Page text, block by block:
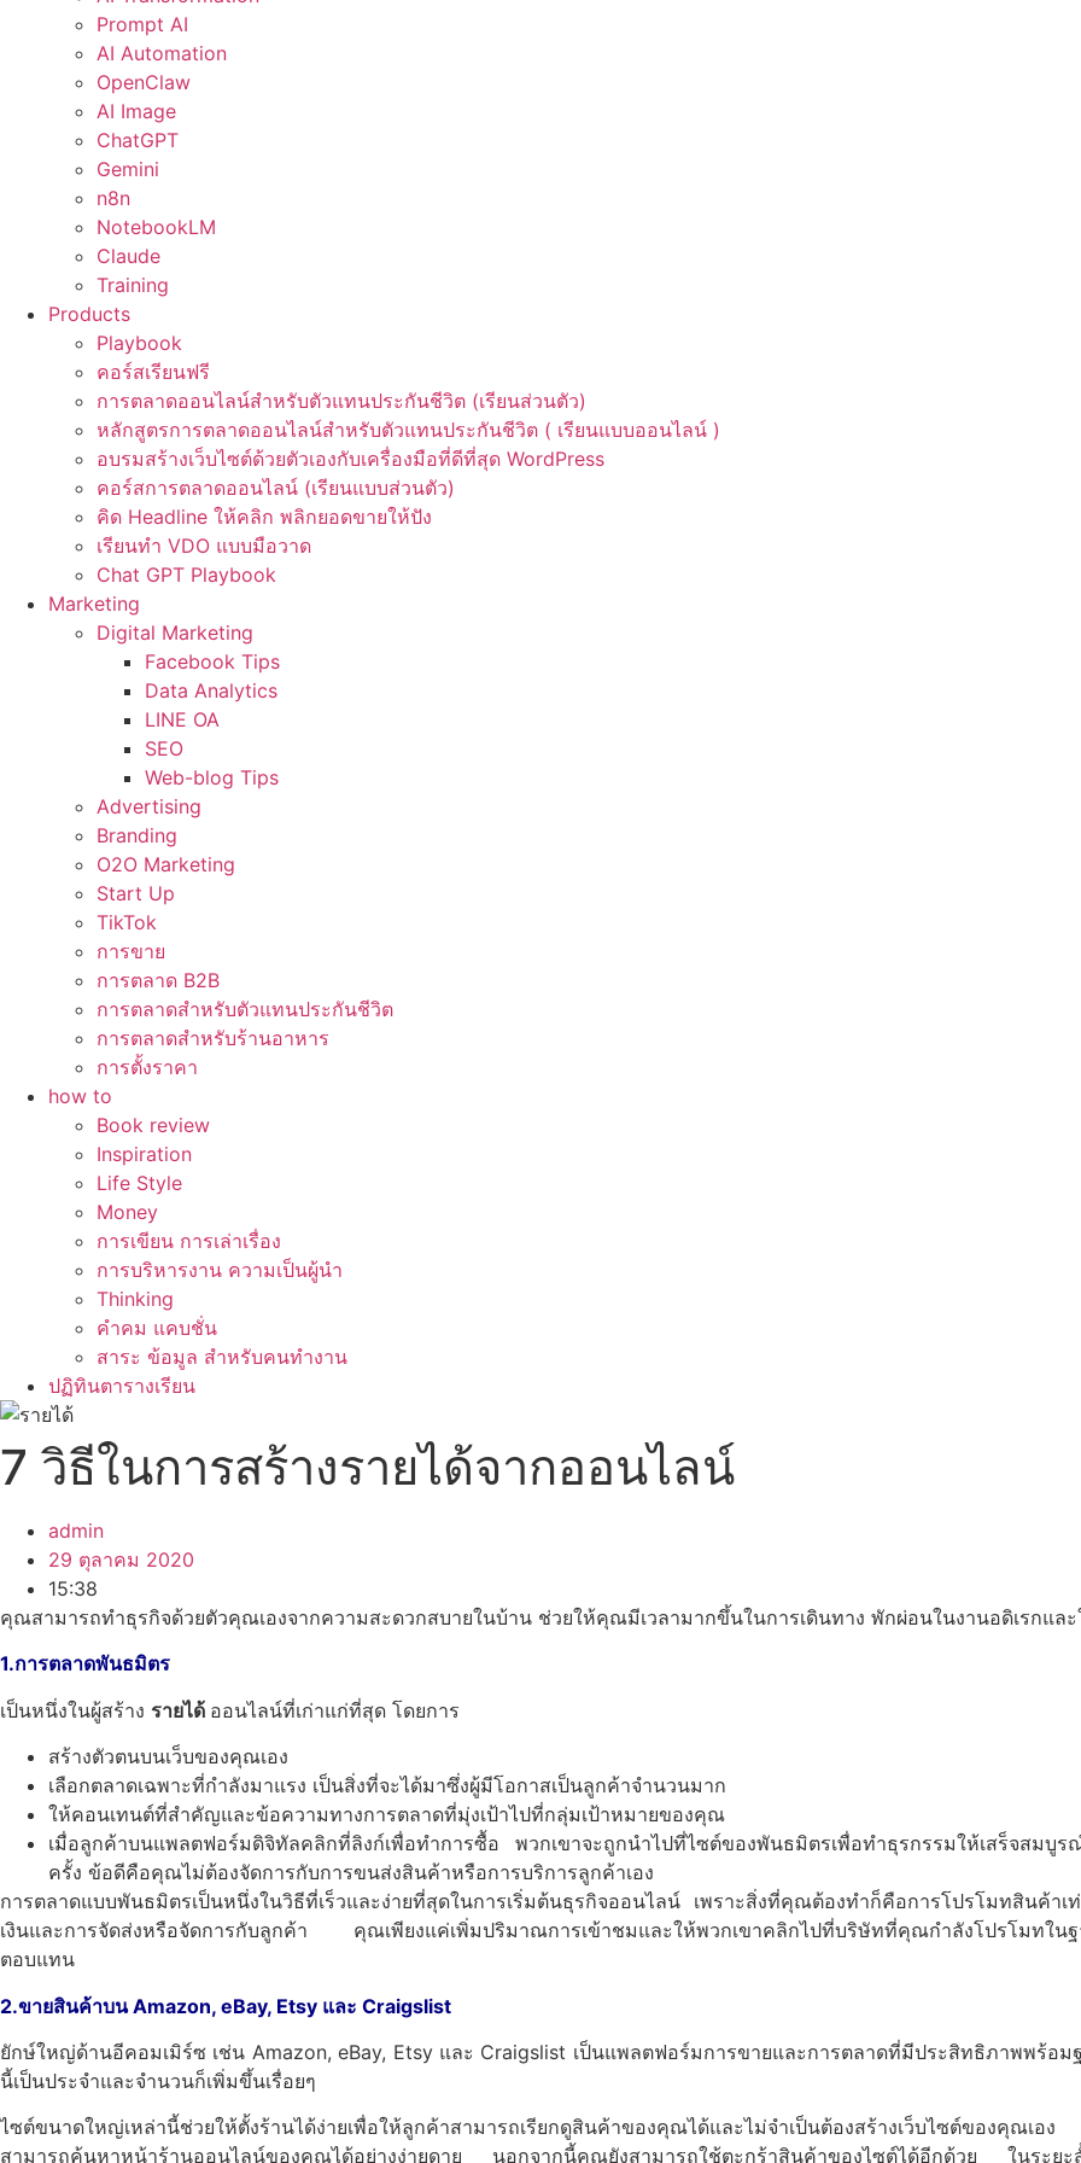
Prompt AI
AI Automation
OpenClaw
AI Image
ChatGPT
Gemini
n8n
NotebookLM
Claude
Training
Products
Playbook
คอร์สเรียนฟรี
การตลาดออนไลน์สำหรับตัวแทนประกันชีวิต (เรียนส่วนตัว)
หลักสูตรการตลาดออนไลน์สำหรับตัวแทนประกันชีวิต ( เรียนแบบออนไลน์ )
อบรมสร้างเว็บไซต์ด้วยตัวเองกับเครื่องมือที่ดีที่สุด WordPress
คอร์สการตลาดออนไลน์ (เรียนแบบส่วนตัว)
คิด Headline ให้คลิก พลิกยอดขายให้ปัง
เรียนทำ VDO แบบมือวาด
Chat GPT Playbook
Marketing
Digital Marketing
Facebook Tips
Data Analytics
LINE OA
SEO
Web-blog Tips
Advertising
Branding
O2O Marketing
Start Up
TikTok
การขาย
การตลาด B2B
การตลาดสำหรับตัวแทนประกันชีวิต
การตลาดสำหรับร้านอาหาร
การตั้งราคา
how to
Book review
Inspiration
Life Style
Money
การเขียน การเล่าเรื่อง
การบริหารงาน ความเป็นผู้นำ
Thinking
คำคม แคบชั่น
สาระ ข้อมูล สำหรับคนทำงาน
ปฏิทินตารางเรียน
7 วิธีในการสร้างรายได้จากออนไลน์
admin
29 ตุลาคม 2020
15:38
คุณสามารถทำธุรกิจด้วยตัวคุณเองจากความสะดวกสบายในบ้าน ช่วยให้คุณมีเวลามากขึ้นในการเดินทาง พักผ่อนในงานอดิเรกแล
1.การตลาดพันธมิตร
เป็นหนึ่งในผู้สร้าง รายได้ ออนไลน์ที่เก่าแก่ที่สุด โดยการ
สร้างตัวตนบนเว็บของคุณเอง
เลือกตลาดเฉพาะที่กำลังมาแรง เป็นสิ่งที่จะได้มาซึ่งผู้มีโอกาสเป็นลูกค้าจำนวนมาก
ให้คอนเทนต์ที่สำคัญและข้อความทางการตลาดที่มุ่งเป้าไปที่กลุ่มเป้าหมายของคุณ
เมื่อลูกค้าบนแพลตฟอร์มดิจิทัลคลิกที่ลิงก์เพื่อทำการซื้อ
พวกเขาจะถูกนำไปที่ไซต์ของพันธมิตรเพื่อทำธุรกรรมให้เสร็จสมบูร
ครั้ง ข้อดีคือคุณไม่ต้องจัดการกับการขนส่งสินค้าหรือการบริการลูกค้าเอง
การตลาดแบบพันธมิตรเป็นหนึ่งในวิธีที่เร็วและง่ายที่สุดในการเริ่มต้นธุรกิจออนไลน์ เพราะสิ่งที่คุณต้องทำก็คือการโปรโมทสินค้าเ
เงินและการจัดส่งหรือจัดการกับลูกค้า
คุณเพียงแค่เพิ่มปริมาณการเข้าชมและให้พวกเขาคลิกไปที่บริษัทที่คุณกำลังโปรโมทใ
ตอบแทน
2.ขายสินค้าบน Amazon, eBay, Etsy และ Craigslist
ยักษ์ใหญ่ด้านอีคอมเมิร์ซ เช่น Amazon, eBay, Etsy และ Craigslist เป็นแพลตฟอร์มการขายและการตลาดที่มีประสิทธิภาพพร้อม
นี้เป็นประจำและจำนวนก็เพิ่มขึ้นเรื่อยๆ
ไซต์ขนาดใหญ่เหล่านี้ช่วยให้ตั้งร้านได้ง่ายเพื่อให้ลูกค้าสามารถเรียกดูสินค้าของคุณได้และไม่จำเป็นต้องสร้างเว็บไซต์ของคุณเอง
สามารถค้นหาหน้าร้านออนไลน์ของคุณได้อย่างง่ายดาย
นอกจากนี้คุณยังสามารถใช้ตะกร้าสินค้าของไซต์ได้อีกด้วย ในระย